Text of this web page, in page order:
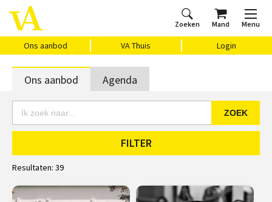
Zoeken Mand Menu
Ons aanbod VA Thuis Login
Home
Ons aanbod
Agenda
VAthuis
Over ons
Vragen?
Cadeaubon
Ons aanbod Agenda
ZOEK
FILTER
Resultaten: 39